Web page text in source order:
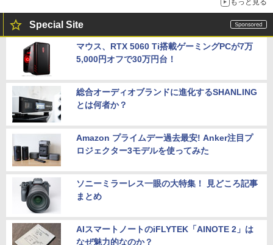
もっと見る
Special Site
マウス、RTX 5060 Ti搭載ゲーミングPCが7万
5,000円オフで30万円台！
総合オーディオブランドに進化するSHANLING
とは何者か？
Amazon プライムデー過去最安! Anker注目プ
ロジェクター3モデルを使ってみた
ソニーミラーレス一眼の大特集！ 見どころ記事
まとめ
AIスマートノートのiFLYTEK「AINOTE 2」は
なぜ魅力的なのか？